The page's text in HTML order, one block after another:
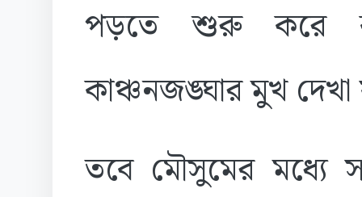
পড়তে শুরু করে
কাঞ্চনজঙ্ঘার মুখ দেখা
তবে মৌসুমের মধ্যে